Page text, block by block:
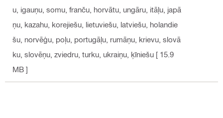
u, igauņu, somu, franču, horvātu, ungāru, itāļu, japā
ņu, kazahu, korejiešu, lietuviešu, latviešu, holandie
šu, norvēģu, poļu, portugāļu, rumāņu, krievu, slovā
ku, slovēņu, zviedru, turku, ukraiņu, ķīniešu [ 15.9
MB ]